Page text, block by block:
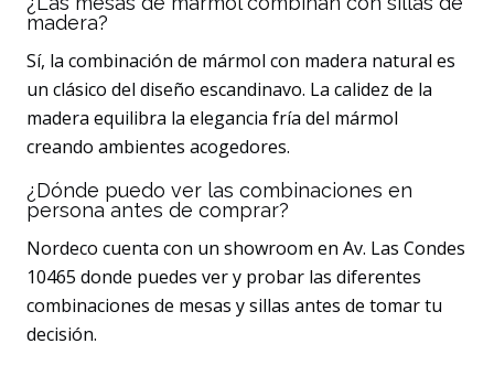
madera?
Sí, la combinación de mármol con madera natural es
un clásico del diseño escandinavo. La calidez de la
madera equilibra la elegancia fría del mármol
creando ambientes acogedores.
¿Dónde puedo ver las combinaciones en
persona antes de comprar?
Nordeco cuenta con un showroom en Av. Las Condes
10465 donde puedes ver y probar las diferentes
combinaciones de mesas y sillas antes de tomar tu
decisión.